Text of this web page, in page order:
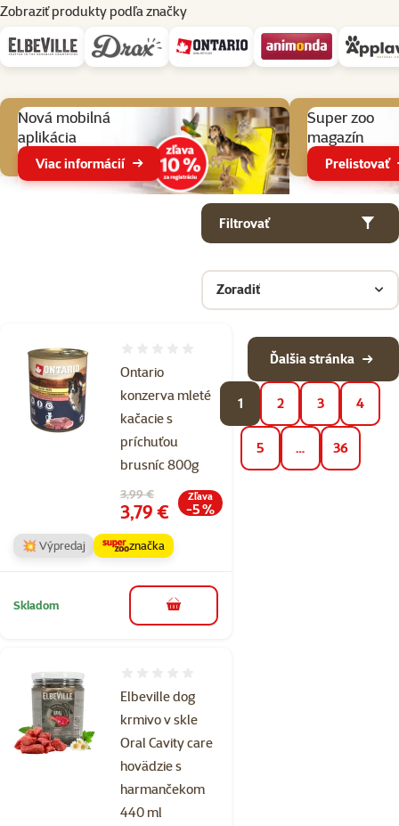
Zobraziť produkty podľa značky
Nová mobilná
aplikácia
Viac informácií
Super zoo
magazín
Prelistovať
Filtrovať
Zoradiť
Produkty v kategorii Konzervy a kapsičky pre psov
Ontario
konzerva mleté
kačacie s
príchuťou
brusníc 800g
Pôvodná cena
3,99 €
Cena
3,79 €
Zľava
-5 %
💥 Výpredaj značka
Skladom do košíka
Elbeville dog
krmivo v skle
Oral Cavity care
hovädzie s
harmančekom
440 ml
1 2 3 4
5 … 36
Ďalšia stránka